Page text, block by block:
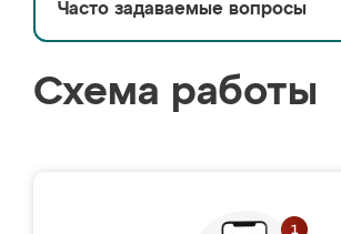
Часто задаваемые вопросы
Схема работы